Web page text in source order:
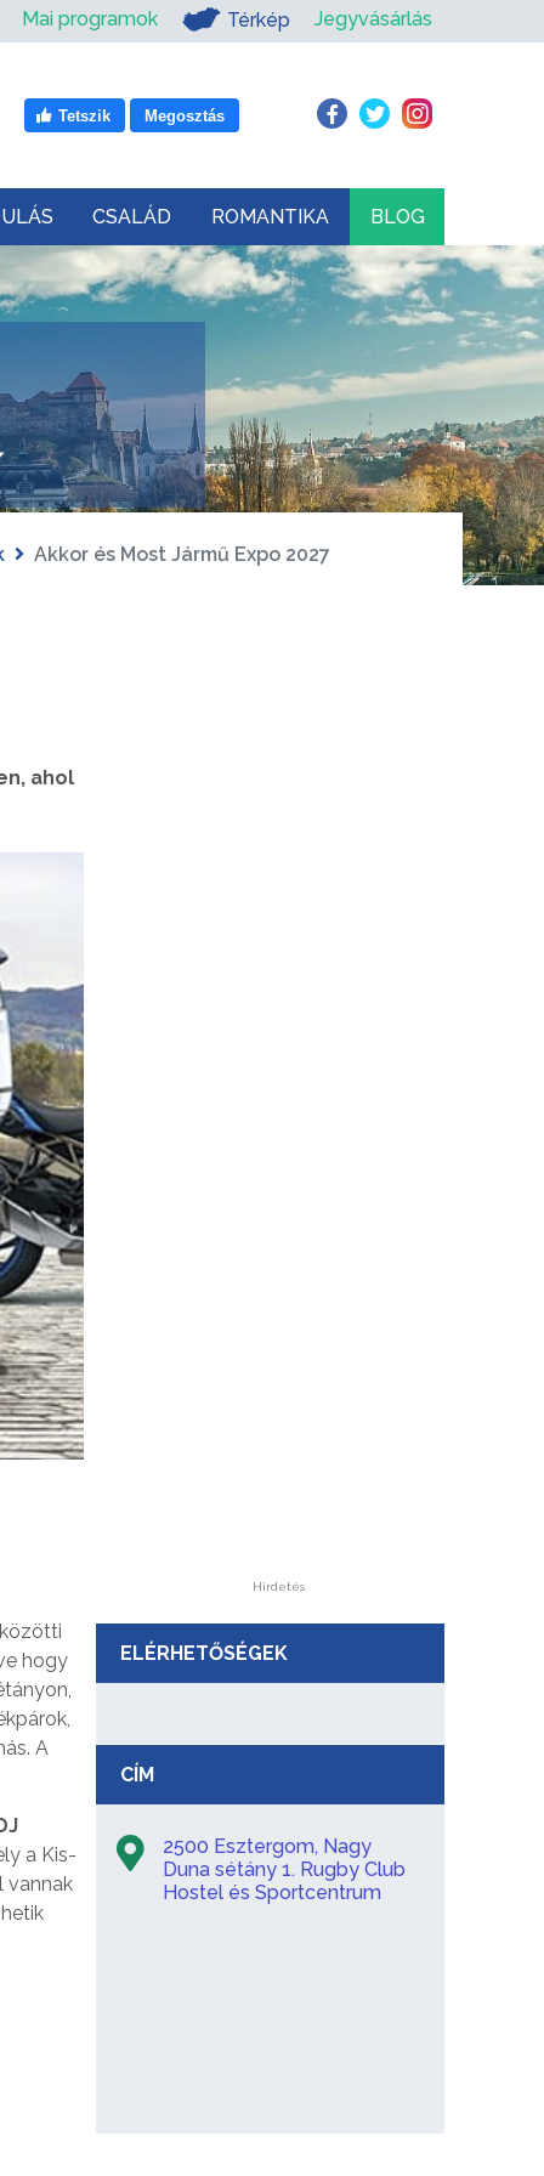
Mai programok Térkép Jegyvásárlás
Tetszik Megosztás
CSALÁD ROMANTIKA BLOG
Akkor és Most Jármű Expo 2027
ahol
hogy
A
a Kis-
vannak
Hirdetés
ELÉRHETŐSÉGEK
CÍM
2500 Esztergom, Nagy
Duna sétány 1. Rugby Club
Hostel és Sportcentrum